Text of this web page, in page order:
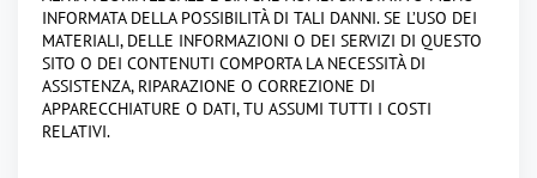
INFORMATA DELLA POSSIBILITÀ DI TALI DANNI. SE L’USO DEI
MATERIALI, DELLE INFORMAZIONI O DEI SERVIZI DI QUESTO
SITO O DEI CONTENUTI COMPORTA LA NECESSITÀ DI
ASSISTENZA, RIPARAZIONE O CORREZIONE DI
APPARECCHIATURE O DATI, TU ASSUMI TUTTI I COSTI
RELATIVI.